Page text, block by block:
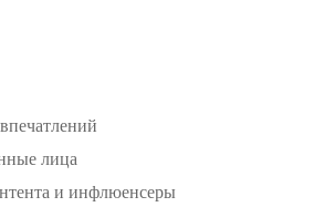
лица
и инфлюенсеры